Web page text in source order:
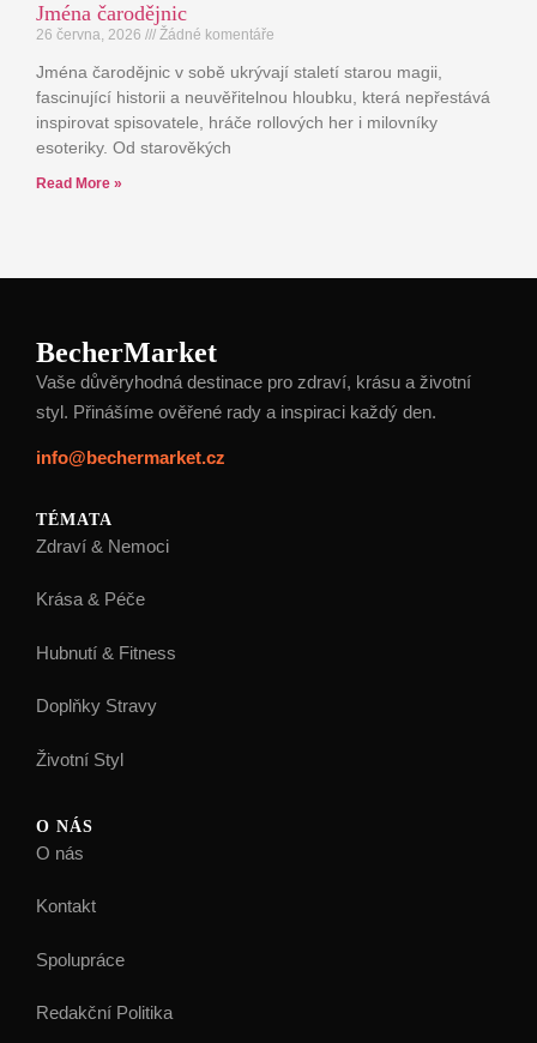
Jména čarodějnic
26 června, 2026 Žádné komentáře
Jména čarodějnic v sobě ukrývají staletí starou magii,
fascinující historii a neuvěřitelnou hloubku, která nepřestává
inspirovat spisovatele, hráče rollových her i milovníky
esoteriky. Od starověkých
Read More »
BecherMarket
Vaše důvěryhodná destinace pro zdraví, krásu a životní
styl. Přinášíme ověřené rady a inspiraci každý den.
info@bechermarket.cz
TÉMATA
Zdraví & Nemoci
Krása & Péče
Hubnutí & Fitness
Doplňky Stravy
Životní Styl
O NÁS
O nás
Kontakt
Spolupráce
Redakční Politika